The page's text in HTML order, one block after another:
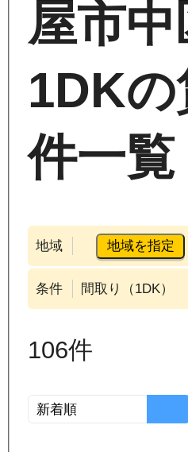
屋市
1DK
件一覧
地域 地域を指定
条件 間取り（1DK）
106件